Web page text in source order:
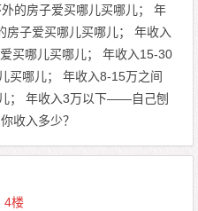
的房子爱买哪儿买哪儿； 年
子爱买哪儿买哪儿； 年收入
买哪儿买哪儿； 年收入15-30
哪儿； 年收入8-15万之间
； 年收入3万以下——自己刨
收入多少？
4楼